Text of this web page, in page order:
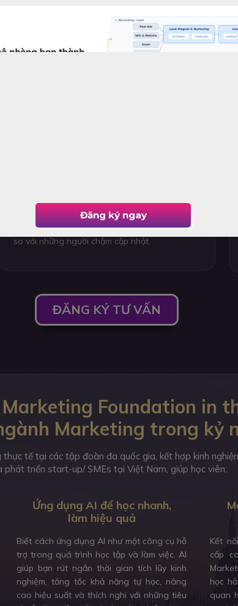
khả năng ứng dụng AI giúp nhân sự làm việc
nhanh hơn, hiệu quả hơn và tạo lợi thế rõ rệt
so với những người chậm cập nhật.
ĐĂNG KÝ TƯ VẤN
Kết
cấp
học
quan
Ứng dụng AI để học nhanh,
làm hiệu quả
Biết cách ứng dụng AI như một công cụ hỗ
trợ trong quá trình học tập và làm việc. AI
giúp bạn rút ngắn thời gian tích lũy kinh
nghiệm, tăng tốc khả năng tự học, nâng
cao hiệu suất và thích nghi với những tiêu
Foundation in
Marketing trong kỷ
tế tại các tập đoàn đa quốc gia, kết hợp kinh
phát triển start-up/ SMEs tại Việt Nam, giúp học viên:
Đăng ký ngay